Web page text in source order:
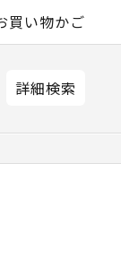
買い物かご
詳細検索